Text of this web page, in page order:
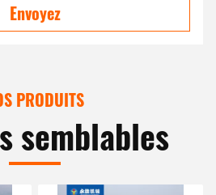
Envoyez
PRODUITS
semblables